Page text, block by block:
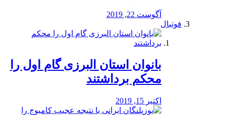
آگوست 22, 2019
فوتبال
بانوان استان البرزی گام اول را
محكم برداشتند
اکتبر 15, 2019